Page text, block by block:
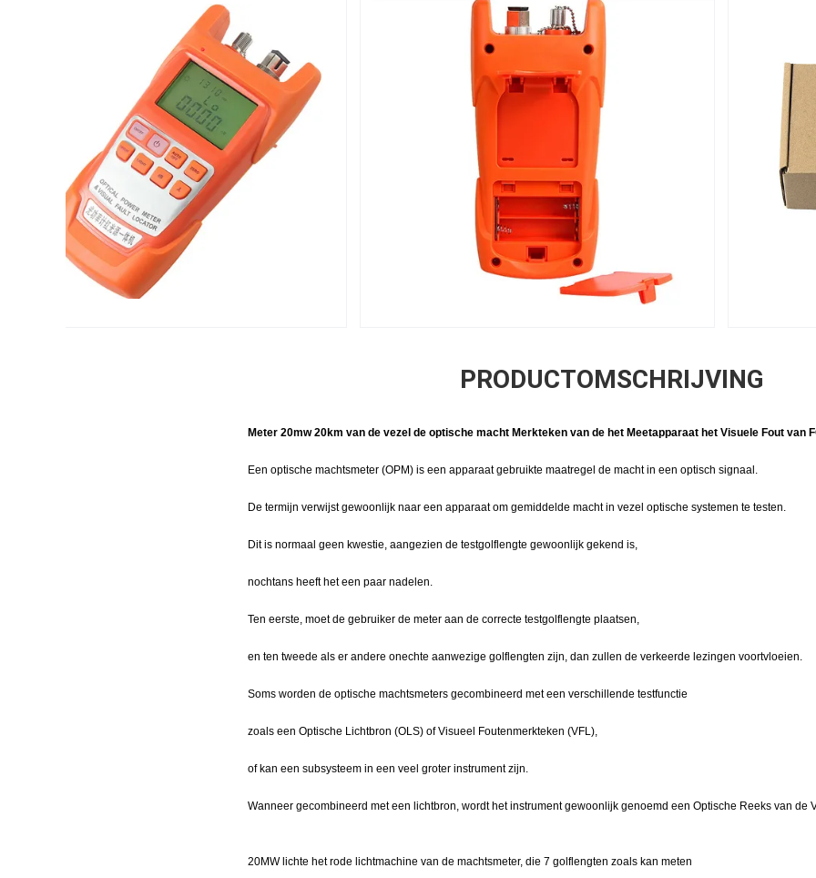
PRODUCTOMSCHRIJVING
Meter 20mw 20km van de vezel de optische macht Merkteken van de het Meetapparaat het Visuele Fout van
Een optische machtsmeter (OPM) is een apparaat gebruikte maatregel de macht in een optisch signaal.
De termijn verwijst gewoonlijk naar een apparaat om gemiddelde macht in vezel optische systemen te testen.
Dit is normaal geen kwestie, aangezien de testgolflengte gewoonlijk gekend is,
nochtans heeft het een paar nadelen.
Ten eerste, moet de gebruiker de meter aan de correcte testgolflengte plaatsen,
en ten tweede als er andere onechte aanwezige golflengten zijn, dan zullen de verkeerde lezingen voortvloeien.
Soms worden de optische machtsmeters gecombineerd met een verschillende testfunctie
zoals een Optische Lichtbron (OLS) of Visueel Foutenmerkteken (VFL),
of kan een subsysteem in een veel groter instrument zijn.
Wanneer gecombineerd met een lichtbron, wordt het instrument gewoonlijk genoemd een Optische Reeks van de
20MW lichte het rode lichtmachine van de machtsmeter, die 7 golflengten zoals kan meten